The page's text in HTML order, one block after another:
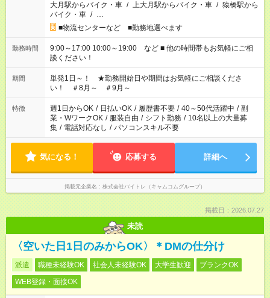
大月駅からバイク・車 / 上大月駅からバイク・車 / 猿橋駅から
バイク・車 / …
■物流センターなど ■勤務地選べます
勤務時間
9:00～17:00 10:00～19:00 など ■ 他の時間帯もお気軽にご相
談ください！
期間
単発1日～！ ★勤務開始日や期間はお気軽にご相談くださ
い！ ＃8月～ ＃9月～
特徴 週1日からOK / 日払いOK / 履歴書不要 / 40～50代活躍中 / 副
業・WワークOK / 服装自由 / シフト勤務 / 10名以上の大量募
集 / 電話対応なし / パソコンスキル不要
気になる！ 応募する 詳細へ
掲載元企業名 株式会社バイトレ（キャムコムグループ）
掲載日：2026.07.27
未読
〈空いた日1日のみからOK〉＊DMの仕分け
派遣 職種未経験OK 社会人未経験OK 大学生歓迎
ブランクOK
WEB登録・面接OK